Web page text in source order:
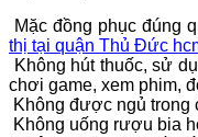
Mặc đồng phục đúng
thị tại quận Thủ Đức
Không hút thuốc, sử
chơi game, xem phim,
Không được ngủ trong
Không uống rượu bia